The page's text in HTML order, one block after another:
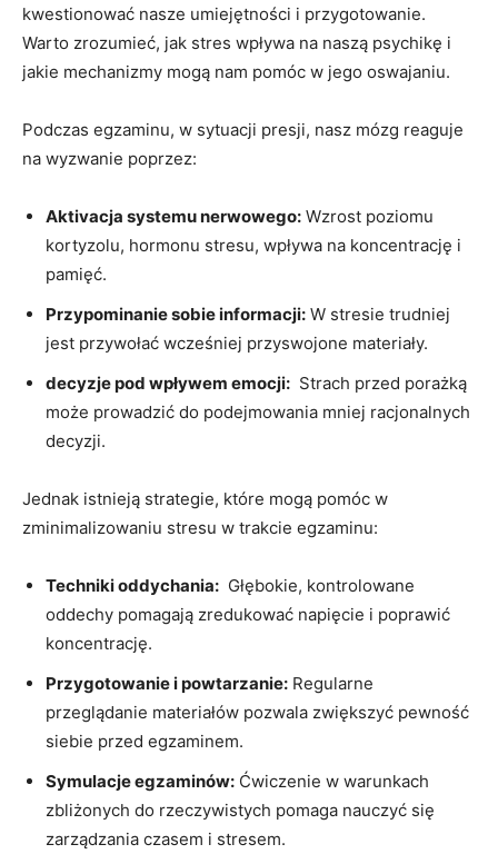
kwestionować nasze umiejętności i przygotowanie.
Warto zrozumieć, jak stres wpływa na naszą psychikę i
jakie mechanizmy mogą​ nam pomóc w jego oswajaniu.
Podczas egzaminu,⁤ w sytuacji ⁣presji, nasz mózg reaguje
na wyzwanie poprzez:
Aktivacja systemu nerwowego: Wzrost poziomu
kortyzolu, hormonu stresu, wpływa na ​koncentrację i
pamięć.
Przypominanie ⁢sobie informacji: W stresie trudniej
jest przywołać wcześniej przyswojone materiały.
decyzje pod wpływem ⁤emocji: ‍ Strach przed porażką
może prowadzić do podejmowania mniej racjonalnych
decyzji.
Jednak istnieją strategie,⁢ które mogą‍ pomóc ⁤w
zminimalizowaniu⁤ stresu w‌ trakcie egzaminu:
Techniki oddychania: ‌ Głębokie, kontrolowane
oddechy pomagają ⁢zredukować napięcie i poprawić
koncentrację.
Przygotowanie⁣ i powtarzanie: Regularne
przeglądanie materiałów pozwala zwiększyć‍ pewność‌
siebie przed egzaminem.
Symulacje egzaminów: Ćwiczenie w warunkach
zbliżonych do rzeczywistych pomaga nauczyć się​
zarządzania czasem ‍i stresem.